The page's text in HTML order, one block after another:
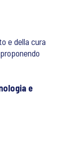
e della cura
e